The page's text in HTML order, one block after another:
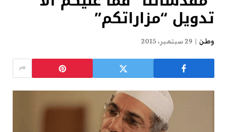
تدويل “مزاراتكم”
وطن 29 سبتمبر، 2015